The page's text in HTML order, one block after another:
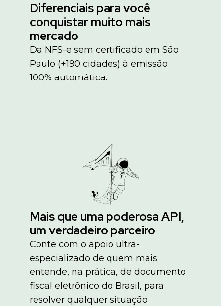
Diferenciais para você
conquistar muito mais
mercado
Da NFS-e sem certificado em São
Paulo (+190 cidades) à emissão
100% automática.
Mais que uma poderosa API,
um verdadeiro parceiro
Conte com o apoio ultra-
especializado de quem mais
entende, na prática, de documento
fiscal eletrônico do Brasil, para
resolver qualquer situação